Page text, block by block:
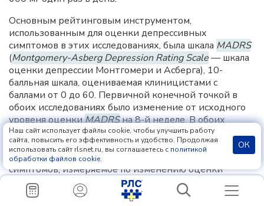
Основным рейтинговым инструментом,
использованным для оценки депрессивных
симптомов в этих исследованиях, была шкала MADRS
(Montgomery-Asberg Depression Rating Scale— шкала
оценки депрессии Монтгомери и Асберга), 10-
балльная шкала, оцениваемая клиницистами с
баллами от 0 до 60. Первичной конечной точкой в
обоих исследованиях было изменение от исходного
уровеня оценкиMADRSна 8-й неделе. В обоих
исследованиях эффективность терапии в группе
лечения кветиапином превосходила таковую в группе
плацебо по снижению оценки
. Ослабление
симптомов, измеряемое по изменению оценки
MADRS
по сравнению с плацебо, наблюдалось в обоих
исследованиях на 8-й день (1-я неделя) и далее. В
Наш сайт использует файлы cookie, чтобы улучшить работу
сайта, повысить его эффективность и удобство. Продолжая
использовать сайт rlsnet.ru, вы соглашаетесь с политикой
обработки файлов cookie.
ОК